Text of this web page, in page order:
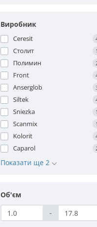
Виробник
Ceresit
Столит 1
Полимин
Front
Anserglob
Siltek
Sniezka 1
Scanmix 1
Kolorit
Caparol
Показати ще 2
Об'єм
-